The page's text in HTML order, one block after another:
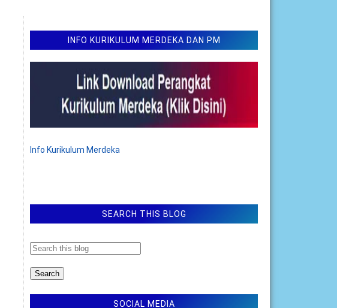
INFO KURIKULUM MERDEKA DAN PM
Info Kurikulum Merdeka
SEARCH THIS BLOG
SOCIAL MEDIA